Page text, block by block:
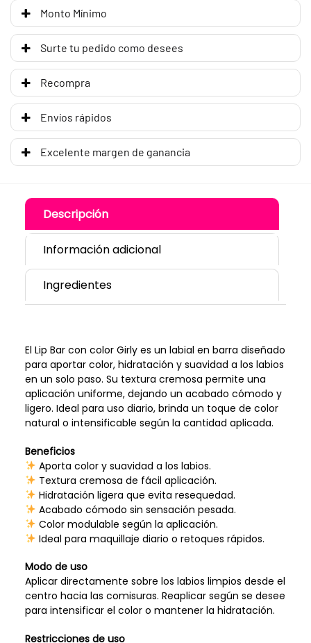
Monto Mínimo
Surte tu pedido como desees
Recompra
Envíos rápidos
Excelente margen de ganancia
Descripción
Información adicional
Ingredientes
El Lip Bar con color Girly es un labial en barra diseñado
para aportar color, hidratación y suavidad a los labios
en un solo paso. Su textura cremosa permite una
aplicación uniforme, dejando un acabado cómodo y
ligero. Ideal para uso diario, brinda un toque de color
natural o intensificable según la cantidad aplicada.
Beneficios
Aporta color y suavidad a los labios.
Textura cremosa de fácil aplicación.
Hidratación ligera que evita resequedad.
Acabado cómodo sin sensación pesada.
Color modulable según la aplicación.
Ideal para maquillaje diario o retoques rápidos.
Modo de uso
Aplicar directamente sobre los labios limpios desde el
centro hacia las comisuras. Reaplicar según se desee
para intensificar el color o mantener la hidratación.
Restricciones de uso